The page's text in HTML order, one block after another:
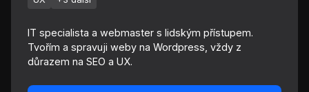
IT specialista a webmaster s lidským přístupem.
Tvořím a spravuji weby na Wordpress, vždy z
důrazem na SEO a UX.